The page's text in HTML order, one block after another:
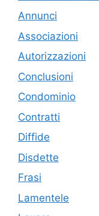
Annunci
Associazioni
Autorizzazioni
Conclusioni
Condominio
Contratti
Diffide
Disdette
Frasi
Lamentele